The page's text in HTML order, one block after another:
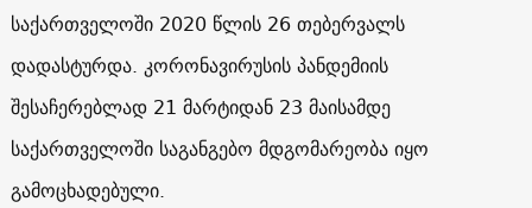
საქართველოში 2020 წლის 26 თებერვალს
დადასტურდა. კორონავირუსის პანდემიის
შესაჩერებლად 21 მარტიდან 23 მაისამდე
საქართველოში საგანგებო მდგომარეობა იყო
გამოცხადებული.